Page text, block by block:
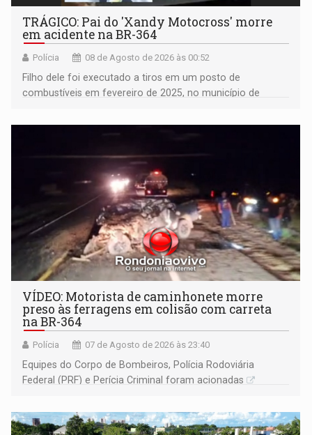
TRÁGICO: Pai do 'Xandy Motocross' morre
em acidente na BR-364
Polícia 08 de Agosto de 2026 às 00:52
Filho dele foi executado a tiros em um posto de
combustíveis em fevereiro de 2025, no município de
VÍDEO: Motorista de caminhonete morre
preso às ferragens em colisão com carreta
na BR-364
Polícia 07 de Agosto de 2026 às 23:40
Equipes do Corpo de Bombeiros, Polícia Rodoviária
Federal (PRF) e Perícia Criminal foram acionadas